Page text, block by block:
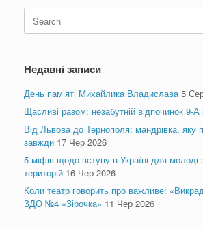
Search
for:
Недавні записи
День пам’яті Михайлика Владислава 5
Щасливі разом: незабутній відпочинок 9-А
Від Львова до Тернополя: мандрівка, яку
завжди 17 Чер 2026
5 міфів щодо вступу в Україні для молоді
територій 16 Чер 2026
Коли театр говорить про важливе:
ЗДО №4 «Зірочка» 11 Чер 2026